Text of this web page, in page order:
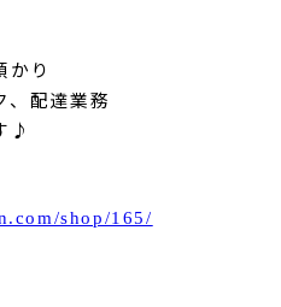
かり
、配達業務
♪
shop/165/